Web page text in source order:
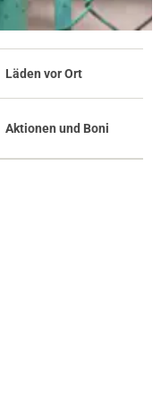
Läden vor Ort
Aktionen und Boni